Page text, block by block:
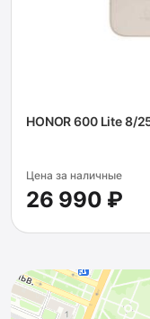
HONOR 600 Lite 8/
Цена за наличные
26 990 ₽